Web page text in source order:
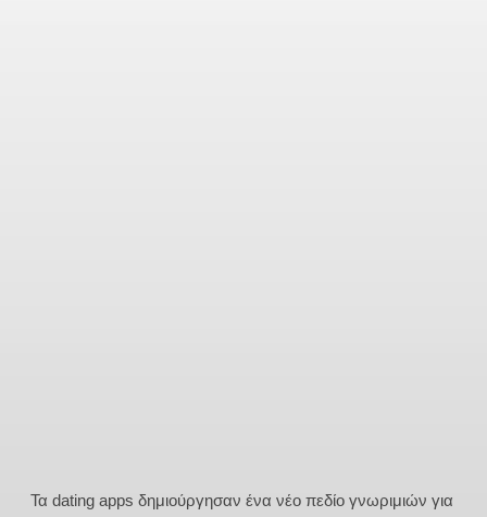
Τα dating apps δημιούργησαν ένα νέο πεδίο γνωριμιών για